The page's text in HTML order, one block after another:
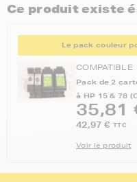
Ce produit existe
Le pack couleur
COMPATIBLE
Pack de 2
à HP 15 & 78
35,81
42,97 € TTC
Voir le produit